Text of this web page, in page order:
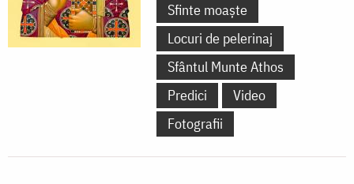
Sfinte moaște
Locuri de pelerinaj
Sfântul Munte Athos
Predici
Video
Fotografii